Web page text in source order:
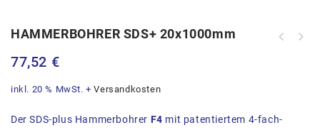
HAMMERBOHRER SDS+ 20x1000mm
77,52 €
inkl. 20 % MwSt. +Versandkosten
Der SDS-plus Hammerbohrer F4 mit patentiertem 4-fach-